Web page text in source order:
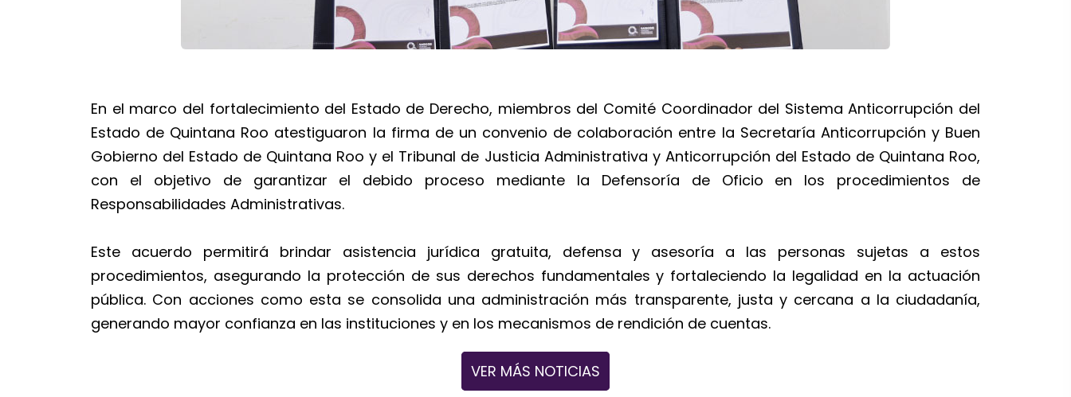
En el marco del fortalecimiento del Estado de Derecho, miembros del Comité Coordinador del Sistema Anticorrupción del
Estado de Quintana Roo atestiguaron la firma de un convenio de colaboración entre la Secretaría Anticorrupción y Buen
Gobierno del Estado de Quintana Roo y el Tribunal de Justicia Administrativa y Anticorrupción del Estado de Quintana Roo,
con el objetivo de garantizar el debido proceso mediante la Defensoría de Oficio en los procedimientos de
Responsabilidades Administrativas.
Este acuerdo permitirá brindar asistencia jurídica gratuita, defensa y asesoría a las personas sujetas a estos
procedimientos, asegurando la protección de sus derechos fundamentales y fortaleciendo la legalidad en la actuación
pública. Con acciones como esta se consolida una administración más transparente, justa y cercana a la ciudadanía,
generando mayor confianza en las instituciones y en los mecanismos de rendición de cuentas.
VER MÁS NOTICIAS